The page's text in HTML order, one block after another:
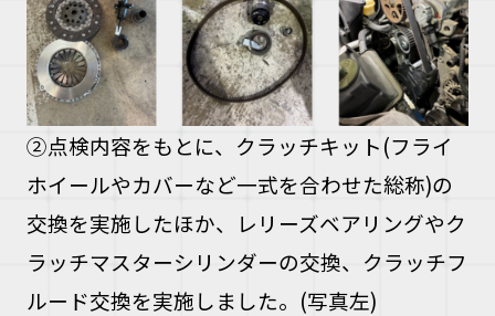
②点検内容をもとに、クラッチキット(フライ
ホイールやカバーなど一式を合わせた総称)の
交換を実施したほか、レリーズベアリングやク
ラッチマスターシリンダーの交換、クラッチフ
ルード交換を実施しました。(写真左)